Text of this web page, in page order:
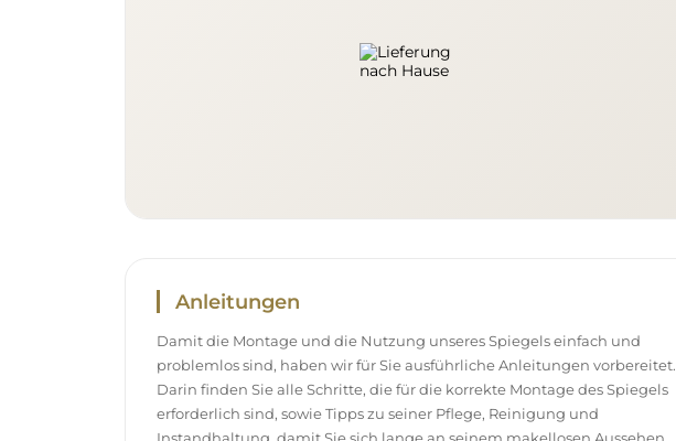
Anleitungen
Damit die Montage und die Nutzung unseres Spiegels einfach und
problemlos sind, haben wir für Sie ausführliche Anleitungen vorbereitet.
Darin finden Sie alle Schritte, die für die korrekte Montage des Spiegels
erforderlich sind, sowie Tipps zu seiner Pflege, Reinigung und
Instandhaltung, damit Sie sich lange an seinem makellosen Aussehen